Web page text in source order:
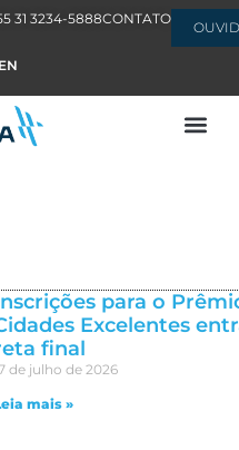
31 3234-5888CONTATO
EN
para o
Excelentes
final
de julho de 2026
mais »